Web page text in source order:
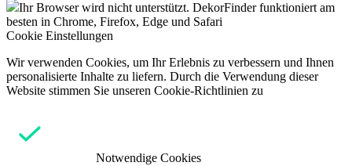
Ihr Browser wird nicht unterstützt. DekorFinder funktioniert am
besten in Chrome, Firefox, Edge und Safari
Cookie Einstellungen
Wir verwenden Cookies, um Ihr Erlebnis zu verbessern und Ihnen
personalisierte Inhalte zu liefern. Durch die Verwendung dieser
Website stimmen Sie unseren Cookie-Richtlinien zu
Notwendige Cookies